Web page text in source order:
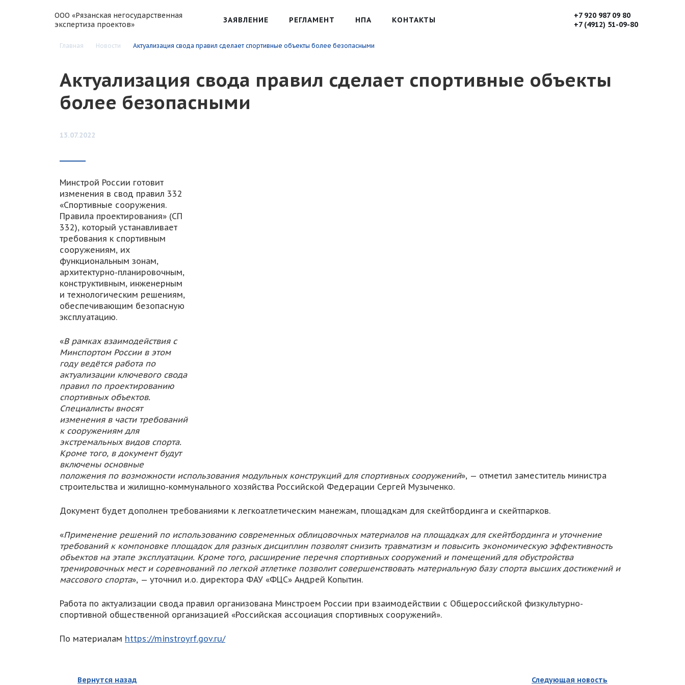
ООО «Рязанская негосударственная
экспертиза проектов»
ЗАЯВЛЕНИЕ РЕГЛАМЕНТ НПА КОНТАКТЫ
+7 920 987 09 80
+7 (4912) 51-09-80
Главная Новости Актуализация свода правил сделает спортивные объекты более безопасными
Актуализация свода правил сделает спортивные объекты
более безопасными
13.07.2022
Минстрой России готовит
изменения в свод правил 332
«Спортивные сооружения.
Правила проектирования» (СП
332), который устанавливает
требования к спортивным
сооружениям, их
функциональным зонам,
архитектурно-планировочным,
конструктивным, инженерным
и технологическим решениям,
обеспечивающим безопасную
эксплуатацию.
«В рамках взаимодействия с
Минспортом России в этом
году ведётся работа по
актуализации ключевого свода
правил по проектированию
спортивных объектов.
Специалисты вносят
изменения в части требований
к сооружениям для
экстремальных видов спорта.
Кроме того, в документ будут
включены основные
положения по возможности использования модульных конструкций для спортивных сооружений», — отметил заместитель министра
строительства и жилищно-коммунального хозяйства Российской Федерации Сергей Музыченко.
Документ будет дополнен требованиями к легкоатлетическим манежам, площадкам для скейтбординга и скейтпарков.
«Применение решений по использованию современных облицовочных материалов на площадках для скейтбординга и уточнение
требований к компоновке площадок для разных дисциплин позволят снизить травматизм и повысить экономическую эффективность
объектов на этапе эксплуатации. Кроме того, расширение перечня спортивных сооружений и помещений для обустройства
тренировочных мест и соревнований по легкой атлетике позволит совершенствовать материальную базу спорта высших достижений и
массового спорта», — уточнил и.о. директора ФАУ «ФЦС» Андрей Копытин.
Работа по актуализации свода правил организована Минстроем России при взаимодействии с Общероссийской физкультурно-
спортивной общественной организацией «Российская ассоциация спортивных сооружений».
По материалам https://minstroyrf.gov.ru/
Вернутся назад Следующая новость